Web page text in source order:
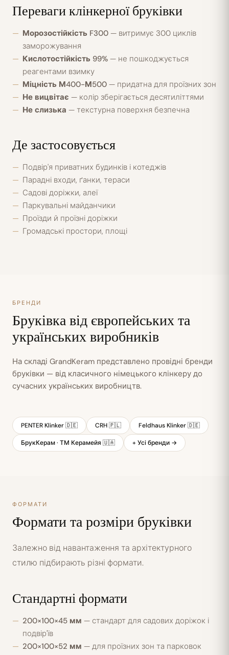
Переваги клінкерної бруківки
Морозостійкість F300 — витримує 300 циклів
заморожування
Кислотостійкість 99% — не пошкоджується
реагентами взимку
Міцність М400-М500 — придатна для проїзних зон
Не вицвітає — колір зберігається десятиліттями
Не слизька — текстурна поверхня безпечна
Де застосовується
Подвір'я приватних будинків і котеджів
Парадні входи, ґанки, тераси
Садові доріжки, алеї
Паркувальні майданчики
Проїзди й проїзні доріжки
Громадські простори, площі
БРЕНДИ
Бруківка від європейських та
українських виробників
На складі GrandKeram представлено провідні бренди
бруківки — від класичного німецького клінкеру до
сучасних українських виробництв.
PENTER Klinker 🇩🇪 CRH 🇵🇱 Feldhaus Klinker 🇩🇪
БрукКерам · ТМ Керамейя 🇺🇦 + Усі бренди →
ФОРМАТИ
Формати та розміри бруківки
Залежно від навантаження та архітектурного
стилю підбирають різні формати.
Стандартні формати
200×100×45 мм — стандарт для садових доріжок і
подвір'їв
200×100×52 мм — для проїзних зон та парковок